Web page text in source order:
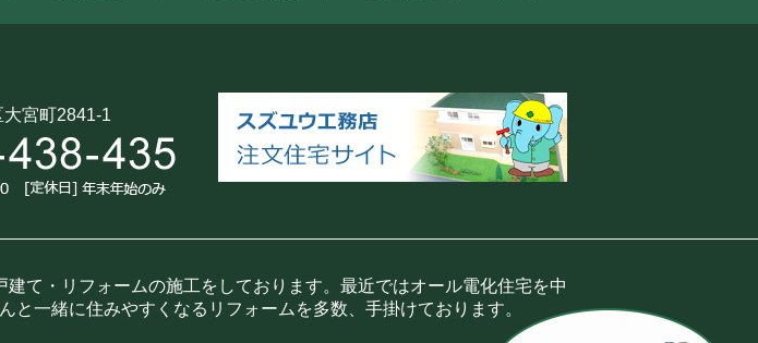
宮町2841-1
て・リフォームの施工をしております。最近ではオール電化住宅を中
一緒に住みやすくなるリフォームを多数、手掛けております。